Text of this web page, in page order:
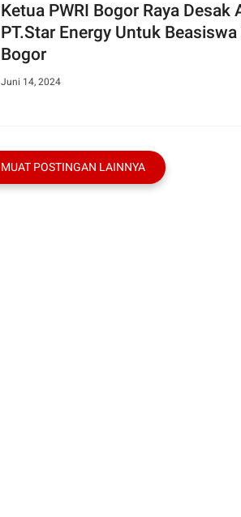
Ketua PWRI Bogor Raya Desak
PT.Star Energy Untuk
Bogor
Juni 14, 2024
MUAT POSTINGAN LAINNYA